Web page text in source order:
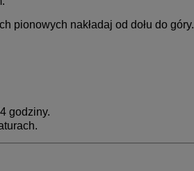
pionowych nakładaj od dołu do góry.
godziny.